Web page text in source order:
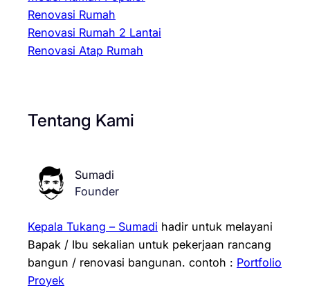
Renovasi Rumah
Renovasi Rumah 2 Lantai
Renovasi Atap Rumah
Tentang Kami
Sumadi
Founder
Kepala Tukang – Sumadi hadir untuk melayani
Bapak / Ibu sekalian untuk pekerjaan rancang
bangun / renovasi bangunan. contoh : Portfolio
Proyek